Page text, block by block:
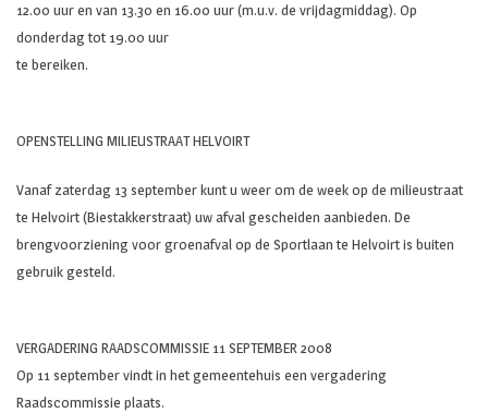
12.00 uur en van 13.30 en 16.00 uur (m.u.v. de vrijdagmiddag). Op
donderdag tot 19.00 uur
te bereiken.
OPENSTELLING MILIEUSTRAAT HELVOIRT
Vanaf zaterdag 13 september kunt u weer om de week op de milieustraat
te Helvoirt (Biestakkerstraat) uw afval gescheiden aanbieden. De
brengvoorziening voor groenafval op de Sportlaan te Helvoirt is buiten
gebruik gesteld.
VERGADERING RAADSCOMMISSIE 11 SEPTEMBER 2008
Op 11 september vindt in het gemeentehuis een vergadering
Raadscommissie plaats.